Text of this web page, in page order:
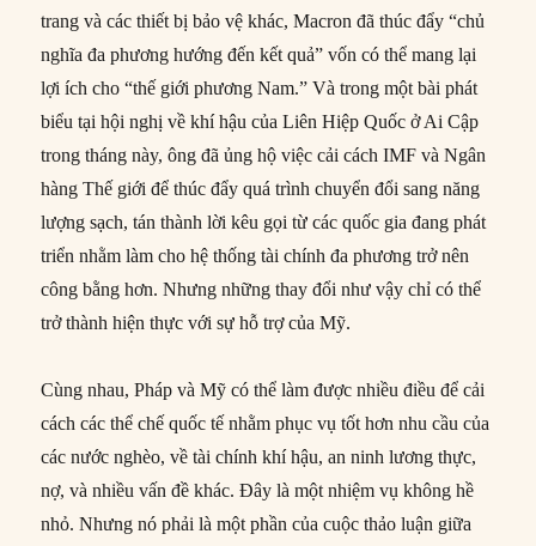
trang và các thiết bị bảo vệ khác, Macron đã thúc đẩy “chủ
nghĩa đa phương hướng đến kết quả” vốn có thể mang lại
lợi ích cho “thế giới phương Nam.” Và trong một bài phát
biểu tại hội nghị về khí hậu của Liên Hiệp Quốc ở Ai Cập
trong tháng này, ông đã ủng hộ việc cải cách IMF và Ngân
hàng Thế giới để thúc đẩy quá trình chuyển đổi sang năng
lượng sạch, tán thành lời kêu gọi từ các quốc gia đang phát
triển nhằm làm cho hệ thống tài chính đa phương trở nên
công bằng hơn. Nhưng những thay đổi như vậy chỉ có thể
trở thành hiện thực với sự hỗ trợ của Mỹ.
Cùng nhau, Pháp và Mỹ có thể làm được nhiều điều để cải
cách các thể chế quốc tế nhằm phục vụ tốt hơn nhu cầu của
các nước nghèo, về tài chính khí hậu, an ninh lương thực,
nợ, và nhiều vấn đề khác. Đây là một nhiệm vụ không hề
nhỏ. Nhưng nó phải là một phần của cuộc thảo luận giữa